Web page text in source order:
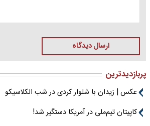
ارسال دیدگاه
پربازدیدترین
عکس | زیدان با شلوار کردی در شب الکلاسیکو
کاپیتان تیم‌ملی در آمریکا دستگیر شد!